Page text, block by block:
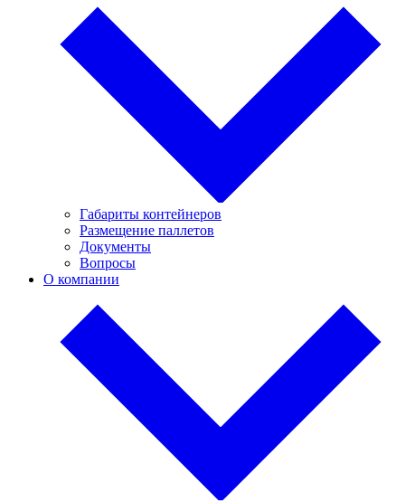
Габариты контейнеров
Размещение паллетов
Документы
Вопросы
О компании